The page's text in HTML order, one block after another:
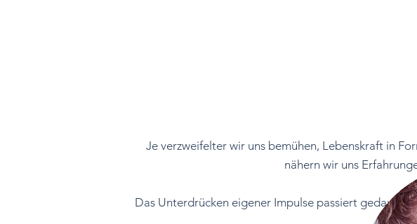
Je verzweifelter wir uns bemühen, Lebenskraft in
nähern wir uns
Das Unterdrücken eigener Impulse passiert